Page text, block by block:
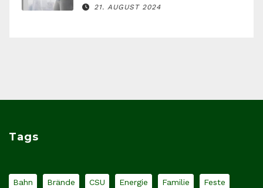
21. AUGUST 2024
Tags
Bahn Brände CSU Energie Familie Feste